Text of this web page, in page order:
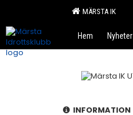
MÄRSTA IK
Hem Nyheter
INFORMATION